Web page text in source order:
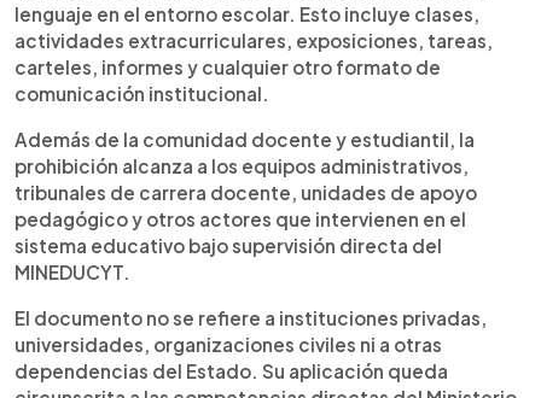
lenguaje en el entorno escolar. Esto incluye clases,
actividades extracurriculares, exposiciones, tareas,
carteles, informes y cualquier otro formato de
comunicación institucional.
Además de la comunidad docente y estudiantil, la
prohibición alcanza a los equipos administrativos,
tribunales de carrera docente, unidades de apoyo
pedagógico y otros actores que intervienen en el
sistema educativo bajo supervisión directa del
MINEDUCYT.
El documento no se refiere a instituciones privadas,
universidades, organizaciones civiles ni a otras
dependencias del Estado. Su aplicación queda